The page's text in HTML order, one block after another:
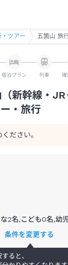
ツアー 五箇山 旅
宿泊プラン 列車 確
新幹線・JR
・旅行
ださい。
2名,こども0名,幼
条件を変更する
ると、